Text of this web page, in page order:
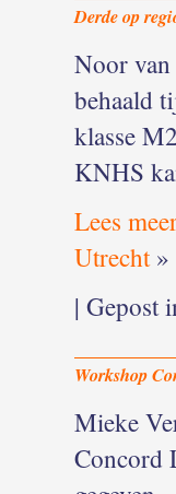
Derde op
Noor
behaald
klasse
KNHS
Lees
Utrecht»
| Gepost
Workshop
Mieke
Concord